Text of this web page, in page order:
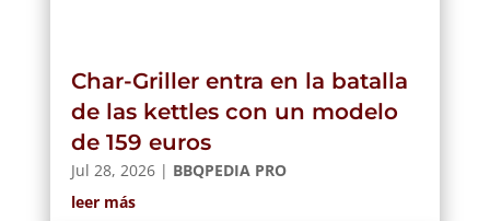
Char-Griller entra en la batalla
de las kettles con un modelo
de 159 euros
Jul 28, 2026| BBQPEDIA PRO
leer más